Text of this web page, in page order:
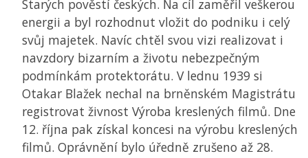
Starých pověstí českých. Na cíl zaměřil veškerou
energii a byl rozhodnut vložit do podniku i celý
svůj majetek. Navíc chtěl svou vizi realizovat i
navzdory bizarním a životu nebezpečným
podmínkám protektorátu. V lednu 1939 si
Otakar Blažek nechal na brněnském Magistrátu
registrovat živnost Výroba kreslených filmů. Dne
12. října pak získal koncesi na výrobu kreslených
filmů. Oprávnění bylo úředně zrušeno až 28.